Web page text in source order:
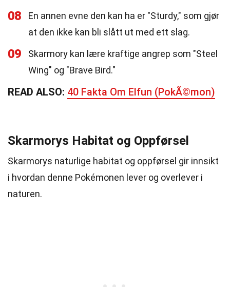
08
En annen evne den kan ha er "Sturdy," som gjør
at den ikke kan bli slått ut med ett slag.
09
Skarmory kan lære kraftige angrep som "Steel
Wing" og "Brave Bird."
READ ALSO: 40 Fakta Om Elfun (PokÃ©mon)
Skarmorys Habitat og Oppførsel
Skarmorys naturlige habitat og oppførsel gir innsikt
i hvordan denne Pokémonen lever og overlever i
naturen.